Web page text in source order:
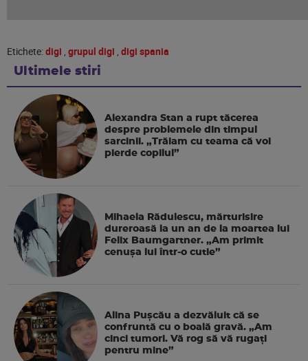
Etichete:digi , grupul digi , digi spania
Ultimele stiri
Alexandra Stan a rupt tăcerea
despre problemele din timpul
sarcinii. „Trăiam cu teama că voi
pierde copilul”
Mihaela Rădulescu, mărturisire
dureroasă la un an de la moartea lui
Felix Baumgartner. „Am primit
cenușa lui într-o cutie”
Alina Pușcău a dezvăluit că se
confruntă cu o boală gravă. „Am
cinci tumori. Vă rog să vă rugați
pentru mine”